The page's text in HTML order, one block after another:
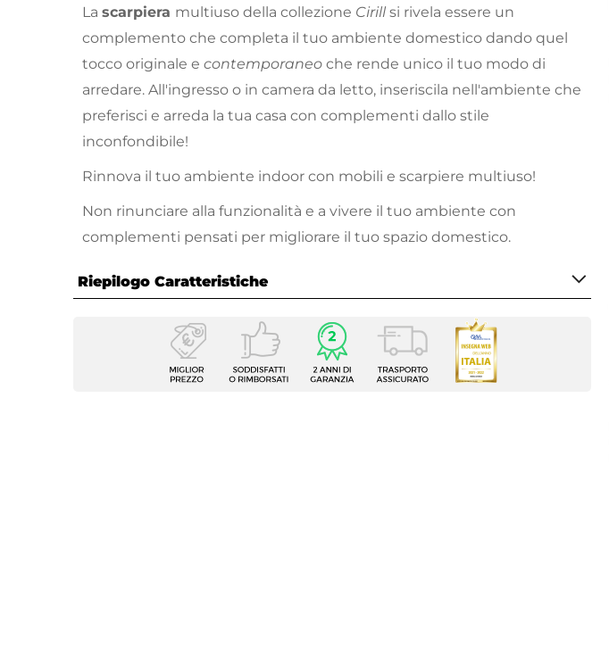
La scarpiera multiuso della collezione Cirill si rivela essere un
complemento che completa il tuo ambiente domestico dando quel
tocco originale e contemporaneo che rende unico il tuo modo di
arredare. All'ingresso o in camera da letto, inseriscila nell'ambiente che
preferisci e arreda la tua casa con complementi dallo stile
inconfondibile!
Rinnova il tuo ambiente indoor con mobili e scarpiere multiuso!
Non rinunciare alla funzionalità e a vivere il tuo ambiente con
complementi pensati per migliorare il tuo spazio domestico.
Riepilogo Caratteristiche
Caratteristiche
Scarpiera
Larghezza
120 cm